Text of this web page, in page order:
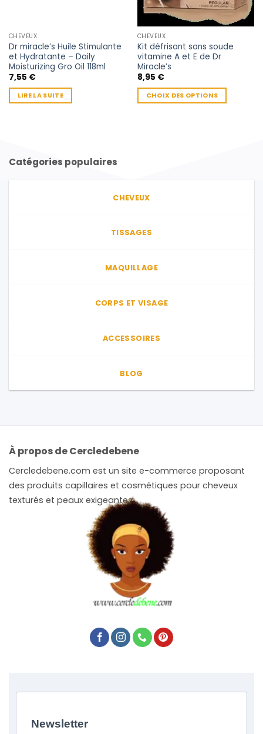
CHEVEUX
Dr miracle’s Huile Stimulante
et Hydratante – Daily
Moisturizing Gro Oil 118ml
7,55 €
LIRE LA SUITE
CHEVEUX
Kit défrisant sans soude
vitamine A et E de Dr
Miracle’s
8,95 €
CHOIX DES OPTIONS
peuvent
sur
du
Catégories populaires
CHEVEUX
TISSAGES
MAQUILLAGE
CORPS ET VISAGE
ACCESSOIRES
BLOG
À propos de Cercledebene
Cercledebene.com est un site e-commerce proposant
des produits capillaires et cosmétiques pour cheveux
texturés et peaux exigeantes.
Newsletter